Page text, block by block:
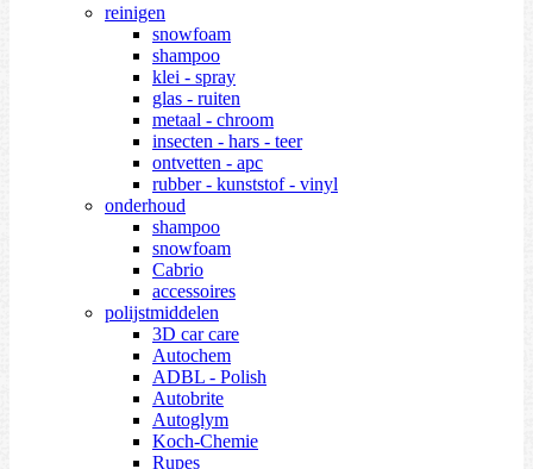
reinigen
snowfoam
shampoo
klei - spray
glas - ruiten
metaal - chroom
insecten - hars - teer
ontvetten - apc
rubber - kunststof - vinyl
onderhoud
shampoo
snowfoam
Cabrio
accessoires
polijstmiddelen
3D car care
Autochem
ADBL - Polish
Autobrite
Autoglym
Koch-Chemie
Rupes